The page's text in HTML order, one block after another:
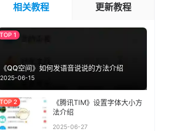
相关教程 更新教程
《QQ空间》如何发语音说说的方法介绍
2025-06-15
《腾讯TIM》设置字体大小方
法介绍
2025-06-27